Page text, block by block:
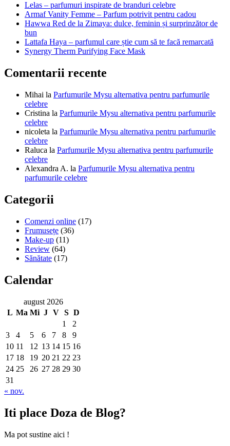
Lelas – parfumuri inspirate de branduri celebre
Armaf Vanity Femme – Parfum potrivit pentru cadou
Hawwa Red de la Zimaya: dulce, feminin și surprinzător de
bun
Lattafa Haya – parfumul care știe cum să te facă remarcată
Synergy Therm Purifying Face Mask
Comentarii recente
Mihai la Parfumurile Mysu alternativa pentru parfumurile
celebre
Cristina la Parfumurile Mysu alternativa pentru parfumurile
celebre
nicoleta la Parfumurile Mysu alternativa pentru parfumurile
celebre
Raluca la Parfumurile Mysu alternativa pentru parfumurile
celebre
Alexandra A. la Parfumurile Mysu alternativa pentru
parfumurile celebre
Categorii
Comenzi online (17)
Frumusețe (36)
Make-up (11)
Review (64)
Sănătate (17)
Calendar
august 2026
L Ma Mi J V S D
1
2
3
4 5 6 7 8
9
10 11 12 13 14 15 16
17 18 19 20 21 22 23
24 25 26 27 28 29 30
31
« nov.
Iti place Doza de Blog?
Ma pot sustine aici !